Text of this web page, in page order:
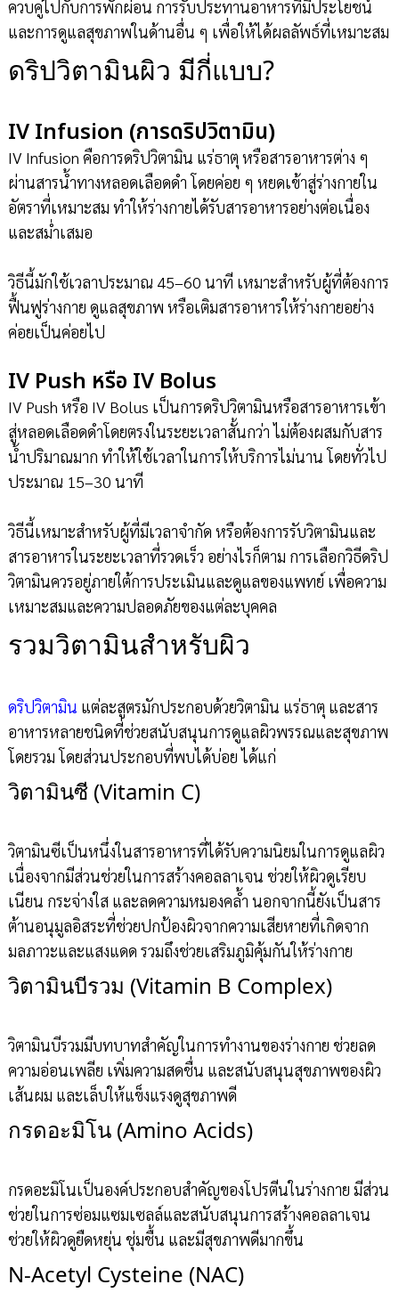
ควบคู่ไปกับการพักผ่อน การรับประทานอาหารที่มีประโยชน์
และการดูแลสุขภาพในด้านอื่น ๆ เพื่อให้ได้ผลลัพธ์ที่เหมาะสม
ดริปวิตามินผิว มีกี่แบบ?
IV Infusion (การดริปวิตามิน)
IV Infusion คือการดริปวิตามิน แร่ธาตุ หรือสารอาหารต่าง ๆ
ผ่านสารน้ำทางหลอดเลือดดำ โดยค่อย ๆ หยดเข้าสู่ร่างกายใน
อัตราที่เหมาะสม ทำให้ร่างกายได้รับสารอาหารอย่างต่อเนื่อง
และสม่ำเสมอ
วิธีนี้มักใช้เวลาประมาณ 45–60 นาที เหมาะสำหรับผู้ที่ต้องการ
ฟื้นฟูร่างกาย ดูแลสุขภาพ หรือเติมสารอาหารให้ร่างกายอย่าง
ค่อยเป็นค่อยไป
IV Push หรือ IV Bolus
IV Push หรือ IV Bolus เป็นการดริปวิตามินหรือสารอาหารเข้า
สู่หลอดเลือดดำโดยตรงในระยะเวลาสั้นกว่า ไม่ต้องผสมกับสาร
น้ำปริมาณมาก ทำให้ใช้เวลาในการให้บริการไม่นาน โดยทั่วไป
ประมาณ 15–30 นาที
วิธีนี้เหมาะสำหรับผู้ที่มีเวลาจำกัด หรือต้องการรับวิตามินและ
สารอาหารในระยะเวลาที่รวดเร็ว อย่างไรก็ตาม การเลือกวิธีดริป
วิตามินควรอยู่ภายใต้การประเมินและดูแลของแพทย์ เพื่อความ
เหมาะสมและความปลอดภัยของแต่ละบุคคล
รวมวิตามินสำหรับผิว
ดริปวิตามิน แต่ละสูตรมักประกอบด้วยวิตามิน แร่ธาตุ และสาร
อาหารหลายชนิดที่ช่วยสนับสนุนการดูแลผิวพรรณและสุขภาพ
โดยรวม โดยส่วนประกอบที่พบได้บ่อย ได้แก่
วิตามินซี (Vitamin C)
วิตามินซีเป็นหนึ่งในสารอาหารที่ได้รับความนิยมในการดูแลผิว
เนื่องจากมีส่วนช่วยในการสร้างคอลลาเจน ช่วยให้ผิวดูเรียบ
เนียน กระจ่างใส และลดความหมองคล้ำ นอกจากนี้ยังเป็นสาร
ต้านอนุมูลอิสระที่ช่วยปกป้องผิวจากความเสียหายที่เกิดจาก
มลภาวะและแสงแดด รวมถึงช่วยเสริมภูมิคุ้มกันให้ร่างกาย
วิตามินบีรวม (Vitamin B Complex)
วิตามินบีรวมมีบทบาทสำคัญในการทำงานของร่างกาย ช่วยลด
ความอ่อนเพลีย เพิ่มความสดชื่น และสนับสนุนสุขภาพของผิว
เส้นผม และเล็บให้แข็งแรงดูสุขภาพดี
กรดอะมิโน (Amino Acids)
กรดอะมิโนเป็นองค์ประกอบสำคัญของโปรตีนในร่างกาย มีส่วน
ช่วยในการซ่อมแซมเซลล์และสนับสนุนการสร้างคอลลาเจน
ช่วยให้ผิวดูยืดหยุ่น ชุ่มชื้น และมีสุขภาพดีมากขึ้น
N-Acetyl Cysteine (NAC)